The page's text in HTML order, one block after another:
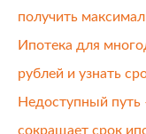
получить
Ипотека для
рублей и узнать
Недоступный путь
сокращает срок